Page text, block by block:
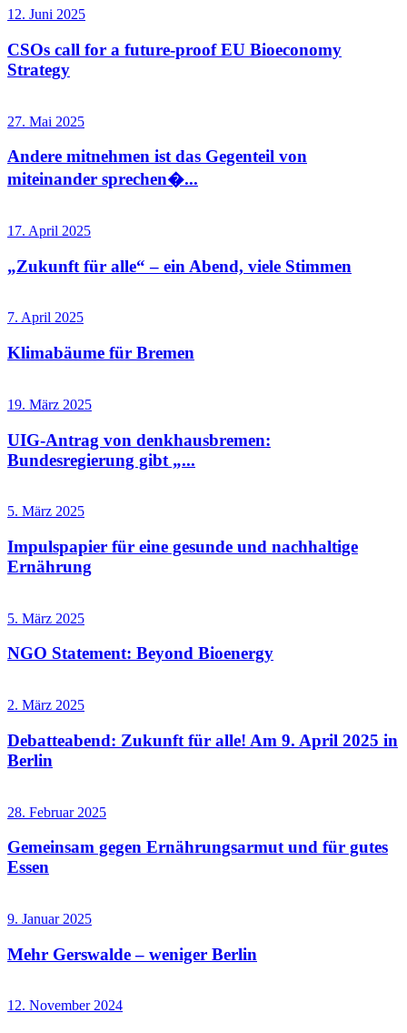
12. Juni 2025
CSOs call for a future-proof EU Bioeconomy
Strategy
27. Mai 2025
Andere mitnehmen ist das Gegenteil von
miteinander sprechen�...
17. April 2025
„Zukunft für alle“ – ein Abend, viele Stimmen
7. April 2025
Klimabäume für Bremen
19. März 2025
UIG-Antrag von denkhausbremen:
Bundesregierung gibt „...
5. März 2025
Impulspapier für eine gesunde und nachhaltige
Ernährung
5. März 2025
NGO Statement: Beyond Bioenergy
2. März 2025
Debatteabend: Zukunft für alle! Am 9. April 2025 in
Berlin
28. Februar 2025
Gemeinsam gegen Ernährungsarmut und für gutes
Essen
9. Januar 2025
Mehr Gerswalde – weniger Berlin
12. November 2024